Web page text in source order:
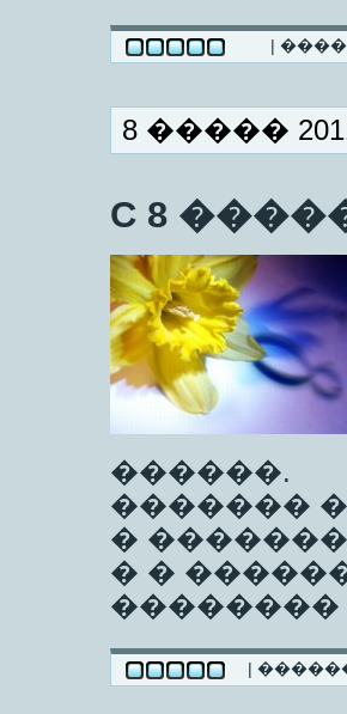
|
8 �����
C 8
������.
�������
�
� �
��������
|